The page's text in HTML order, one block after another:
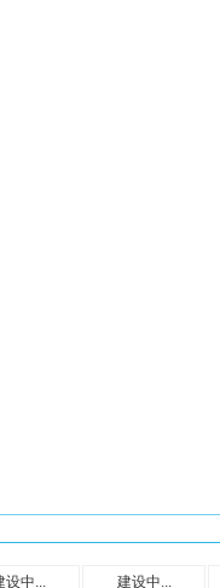
设中... 建设中...